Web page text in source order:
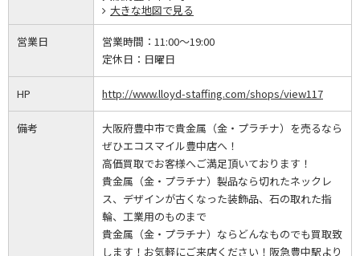
大きな地図で見る
営業日 営業時間： 11:00～19:00
定休日： 日曜日
HP http://www.lloyd-staffing.com/shops/view117
備考
大阪府豊中市で貴金属（金・プラチナ）を売るなら
ぜひエコスマイル豊中店へ！
高価買取でお客様へご満足頂いております！
貴金属（金・プラチナ）製品なら切れたネックレ
ス、デザインが古くなった装飾品、石の取れた指
輪、工業用のものまで
貴金属（金・プラチナ）ならどんなものでも買取致
します！お気軽にご来店ください！阪急豊中駅より